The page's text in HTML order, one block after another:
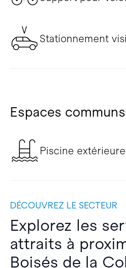
Stationnement
Espaces communs
Piscine extérieure
DÉCOUVREZ LE SECTEUR
Explorez les
attraits à
Boisés de la